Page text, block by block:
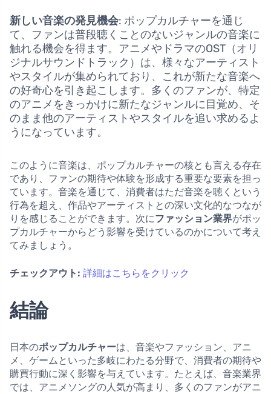
新しい音楽の発見機会: ポップカルチャーを通じ
て、ファンは普段聴くことのないジャンルの音楽に
触れる機会を得ます。アニメやドラマのOST（オリ
ジナルサウンドトラック）は、様々なアーティスト
やスタイルが集められており、これが新たな音楽へ
の好奇心を引き起こします。多くのファンが、特定
のアニメをきっかけに新たなジャンルに目覚め、そ
のまま他のアーティストやスタイルを追い求めるよ
うになっています。
このように音楽は、ポップカルチャーの核とも言える存在
であり、ファンの期待や体験を形成する重要な要素を担っ
ています。音楽を通じて、消費者はただ音楽を聴くという
行為を超え、作品やアーティストとの深い文化的なつなが
りを感じることができます。次にファッション業界がポッ
プカルチャーからどう影響を受けているのかについて考え
てみましょう。
チェックアウト: 詳細はこちらをクリック
結論
日本のポップカルチャーは、音楽やファッション、アニ
メ、ゲームといった多岐にわたる分野で、消費者の期待や
購買行動に深く影響を与えています。たとえば、音楽業界
では、アニメソングの人気が高まり、多くのファンがアニ